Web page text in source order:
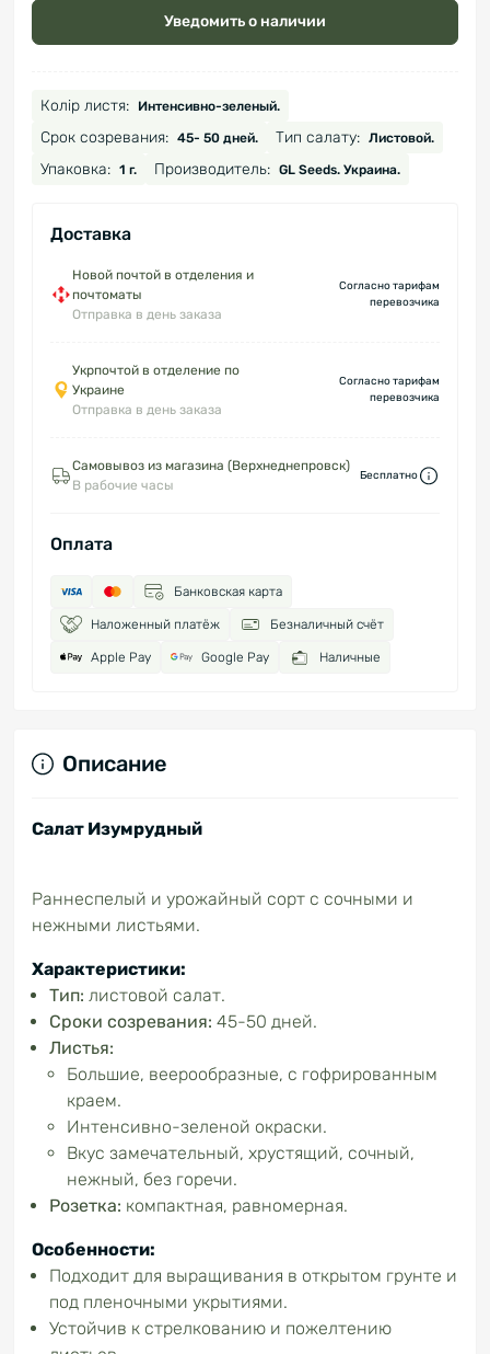
Уведомить о наличии
Колір листя: Интенсивно-зеленый.
Срок созревания: 45- 50 дней. Тип салату: Листовой.
Упаковка: 1 г. Производитель: GL Seeds. Украина.
Доставка
Новой почтой в отделения и
почтоматы
Отправка в день заказа
Согласно тарифам
перевозчика
Укрпочтой в отделение по
Украине
Отправка в день заказа
Согласно тарифам
перевозчика
Самовывоз из магазина (Верхнеднепровск)
В рабочие часы
Бесплатно
Оплата
Банковская карта
Наложенный платёж Безналичный счёт
Apple Pay Google Pay Наличные
Описание
Салат Изумрудный
Раннеспелый и урожайный сорт с сочными и
нежными листьями.
Характеристики:
Тип: листовой салат.
Сроки созревания: 45-50 дней.
Листья:
Большие, веерообразные, с гофрированным
краем.
Интенсивно-зеленой окраски.
Вкус замечательный, хрустящий, сочный,
нежный, без горечи.
Розетка: компактная, равномерная.
Особенности:
Подходит для выращивания в открытом грунте и
под пленочными укрытиями.
Устойчив к стрелкованию и пожелтению